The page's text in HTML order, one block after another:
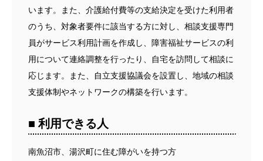
います。また、介護給付費等の支給決定を受けた利用者
のうち、対象者要件に該当する方に対し、相談支援専門
員がサービス利用計画を作成し、障害福祉サービスの利
用について連絡調整を行ったり、自宅を訪問して相談に
応じます。また、自立支援協議会を設置し、地域の相談
支援体制やネットワークの構築を行います。
■ 利用できる人
南魚沼市、湯沢町に住む障がいを持つ方